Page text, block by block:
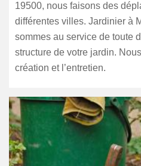
19500, nous faisons des
différentes villes. Jardinier à
sommes au service de toute
structure de votre jardin.
création et l’entretien.